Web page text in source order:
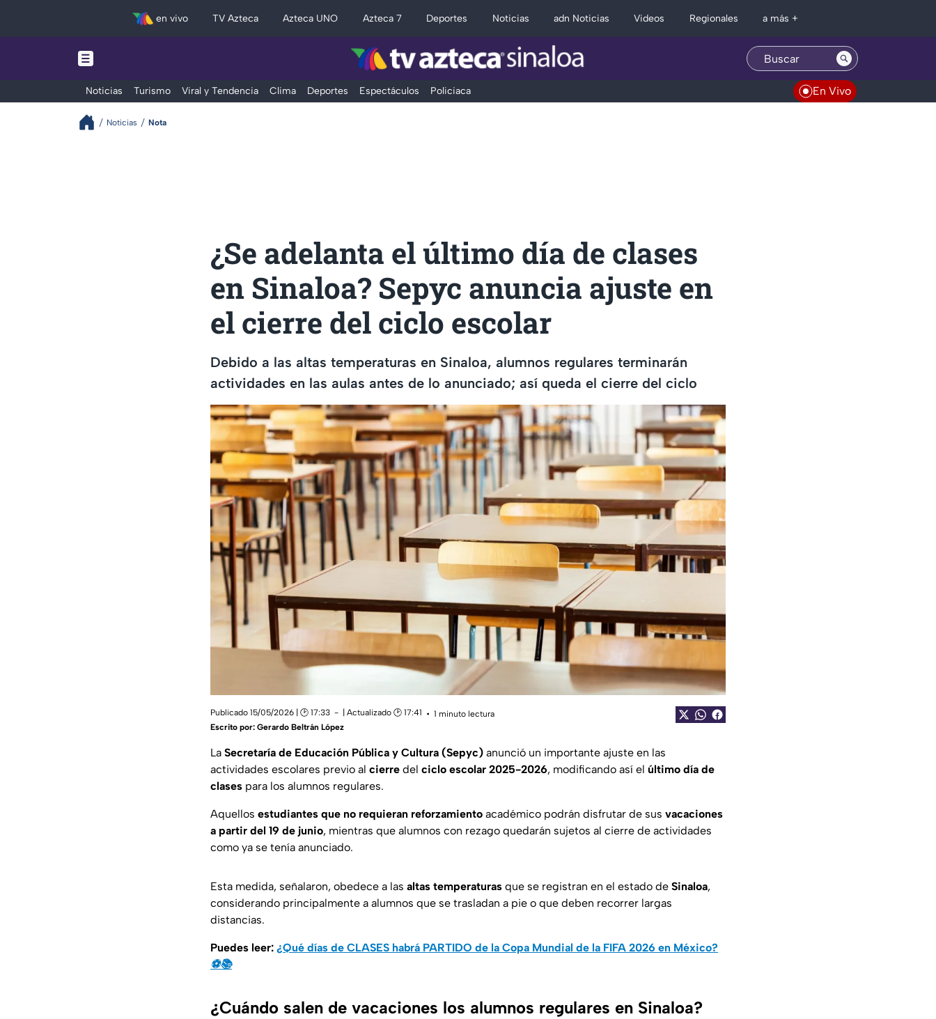
en vivo TV Azteca Azteca UNO Azteca 7 Deportes Noticias adn Noticias Videos Regionales a más +
Noticias Turismo Viral y Tendencia Clima Deportes Espectáculos Policiaca En Vivo
Noticias Nota
¿Se adelanta el último día de clases
en Sinaloa? Sepyc anuncia ajuste en
el cierre del ciclo escolar
Debido a las altas temperaturas en Sinaloa, alumnos regulares terminarán
actividades en las aulas antes de lo anunciado; así queda el cierre del ciclo
Publicado 15/05/2026 | 🕑 17:33 | Actualizado 🕑 17:41
1 minuto lectura
Escrito por: Gerardo Beltrán López
La Secretaría de Educación Pública y Cultura (Sepyc) anunció un importante ajuste en las
actividades escolares previo al cierre del ciclo escolar 2025-2026, modificando así el último día de
clases para los alumnos regulares.
Aquellos estudiantes que no requieran reforzamiento académico podrán disfrutar de sus vacaciones
a partir del 19 de junio, mientras que alumnos con rezago quedarán sujetos al cierre de actividades
como ya se tenía anunciado.
Esta medida, señalaron, obedece a las altas temperaturas que se registran en el estado de Sinaloa,
considerando principalmente a alumnos que se trasladan a pie o que deben recorrer largas
distancias.
Puedes leer: ¿Qué días de CLASES habrá PARTIDO de la Copa Mundial de la FIFA 2026 en México?
⚽️📚
¿Cuándo salen de vacaciones los alumnos regulares en Sinaloa?